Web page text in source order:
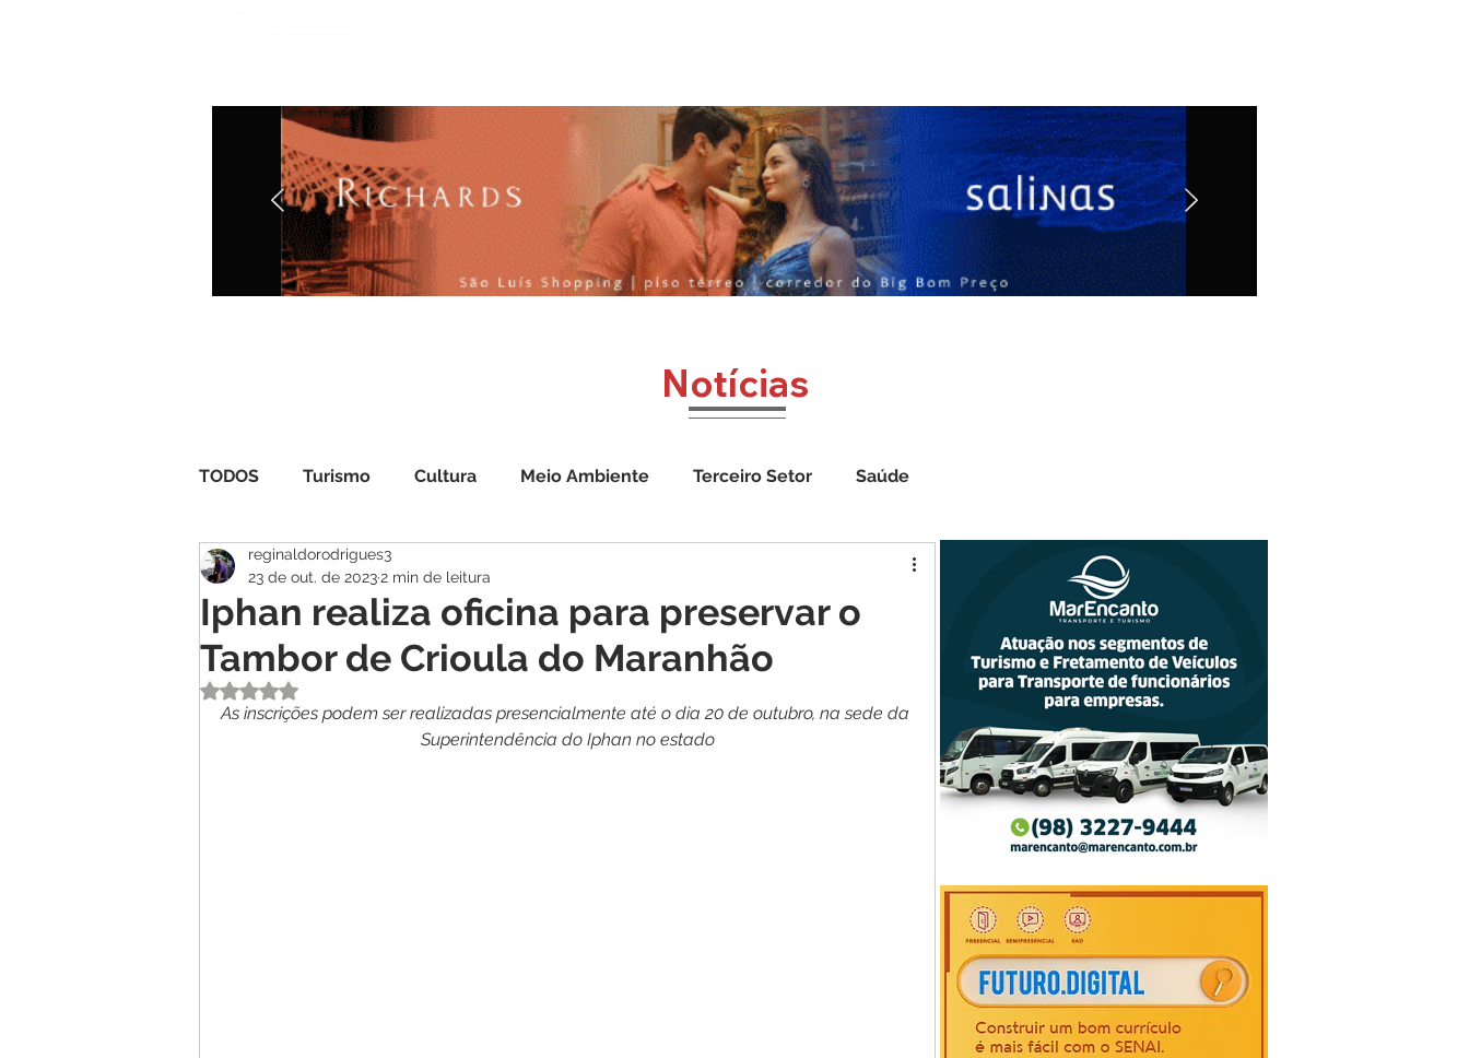
Notícias
TODOS Turismo Cultura Meio Ambiente Terceiro Setor Saúde
Atualidade Geral
Iphan realiza oficina para preservar o
Tambor de Crioula do Maranhão
reginaldorodrigues3
23 de out. de 20232 min de leitura
Avaliado com NaN de 5 estrelas.
As inscrições podem ser realizadas presencialmente até o dia 20 de outubro, na sede da
Superintendência do Iphan no estado